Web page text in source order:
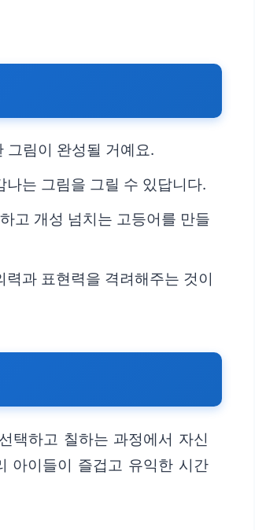
그림이 완성될 거예요.
는 그림을 그릴 수 있답니다.
고 개성 넘치는 고등어를 만들
과 표현력을 격려해주는 것이
택하고 칠하는 과정에서 자신
아이들이 즐겁고 유익한 시간